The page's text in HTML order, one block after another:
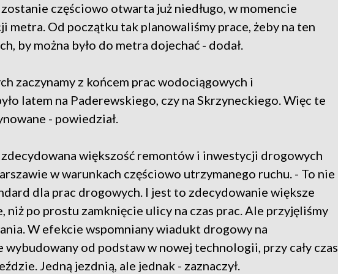
częściowo otwarta już niedługo, w momencie
metra. Od początku tak planowaliśmy prace, żeby na ten
by można było do metra dojechać - dodał.
zaczynamy z końcem prac wodociągowych i
latem na Paderewskiego, czy na Skrzyneckiego. Więc te
- powiedział.
większość remontów i inwestycji drogowych
w warunkach częściowo utrzymanego ruchu. - To nie
dla prac drogowych. I jest to zdecydowanie większe
niż po prostu zamknięcie ulicy na czas prac. Ale przyjęliśmy
W efekcie wspomniany wiadukt drogowy na
od podstaw w nowej technologii, przy cały czas
Jedną jezdnią, ale jednak - zaznaczył.